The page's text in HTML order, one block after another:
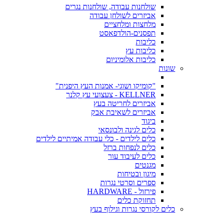
שולחנות עבודה, שולחנות נגרים
אביזרים לשולחן עבודה
מלחצות ומלחציים
תפסנים-הולדפאסט
כליבות
כליבות עץ
כליבות אלומיניום
שונות
"קומיקו ושוגי- אמנות העץ היפנית"
KELLNER - צעצועי עץ קלנר
אביזרים לחריטה בעץ
אביזרים לשאיבת אבק
ביגוד
כלים לגינה ולבונסאי
כלים לילדים - כלי עבודה אמיתיים לילדים
כלים לנפחות ברזל
כלים לעיבוד עור
מגנטים
מיגון ובטיחות
ספרים וסרטי נגרות
פירזול - HARDWARE
תחזוקת כלים
כלים לקורסי נגרות וגילוף בעץ